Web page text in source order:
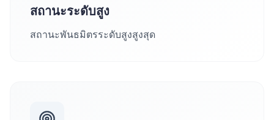
สถานะระดับสูง
สถานะพันธมิตรระดับสูงสูงสุด